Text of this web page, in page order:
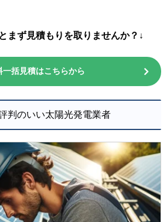
まず見積もりを取りませんか？↓
一括見積はこちらから
判のいい太陽光発電業者